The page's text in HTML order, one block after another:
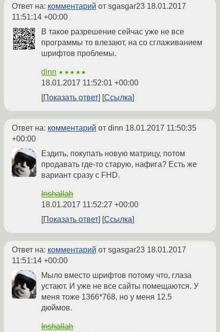
Ответ на: комментарий от sgasgar23 18.01.2017
11:51:14 +00:00
В такое разрешение сейчас уже не все
программы то влезают, на со сглаживанием
шрифтов проблемы.
dinn ★★★★★
18.01.2017 11:52:01 +00:00
Показать ответ
Ссылка
Ответ на: комментарий от dinn 18.01.2017 11:50:35
+00:00
Ездить, покупать новую матрицу, потом
продавать где-то старую, нафига? Есть же
вариант сразу с FHD.
Inshallah
18.01.2017 11:52:27 +00:00
Показать ответ
Ссылка
Ответ на: комментарий от sgasgar23 18.01.2017
11:51:14 +00:00
Мыло вместо шрифтов потому что, глаза
устают. И уже не все сайты помещаются. У
меня тоже 1366*768, но у меня 12.5
дюймов.
Inshallah